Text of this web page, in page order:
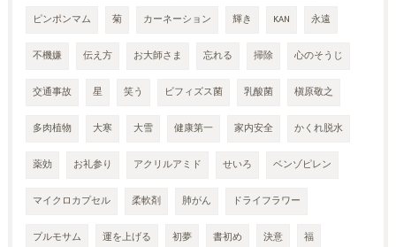
ピンポンマム 菊 カーネーション 輝き KAN 永遠
不機嫌 伝え方 お大師さま 忘れる 掃除 心のそうじ
交通事故 星 笑う ビフィズス菌 乳酸菌 槇原敬之
多肉植物 大寒 大雪 健康第一 家内安全 かくれ脱水
薬効 お礼参り アクリルアミド せいろ ベンゾピレン
マイクロカプセル 柔軟剤 肺がん ドライフラワー
プルモサム 運を上げる 初夢 書初め 決意 福